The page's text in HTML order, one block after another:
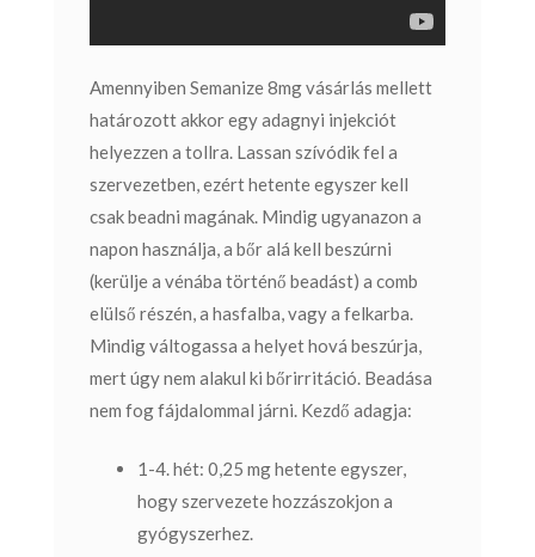
Amennyiben Semanize 8mg vásárlás mellett
határozott akkor egy adagnyi injekciót
helyezzen a tollra. Lassan szívódik fel a
szervezetben, ezért hetente egyszer kell
csak beadni magának. Mindig ugyanazon a
napon használja, a bőr alá kell beszúrni
(kerülje a vénába történő beadást) a comb
elülső részén, a hasfalba, vagy a felkarba.
Mindig váltogassa a helyet hová beszúrja,
mert úgy nem alakul ki bőrirritáció. Beadása
nem fog fájdalommal járni. Kezdő adagja:
1-4. hét: 0,25 mg hetente egyszer,
hogy szervezete hozzászokjon a
gyógyszerhez.